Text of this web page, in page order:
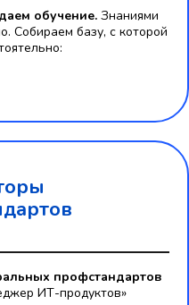
обучение. Знаниями
Собираем базу, с которой
профстандартов
ИТ-продуктов»